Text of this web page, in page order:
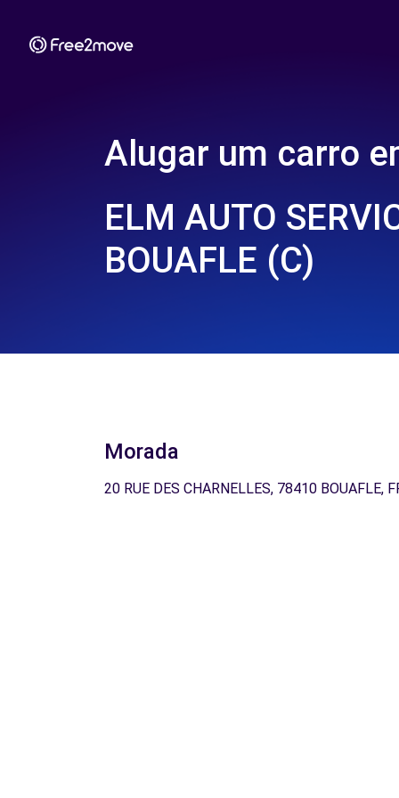
Alugar um carro
ELM AUTO
BOUAFLE (C)
Morada
20 RUE DES CHARNELLES, 78410 BOUAFLE,